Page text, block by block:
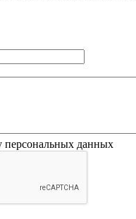
персональных данных